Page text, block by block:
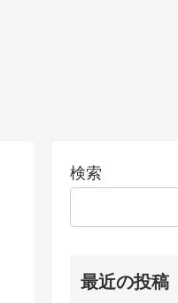
検索
最近の投稿